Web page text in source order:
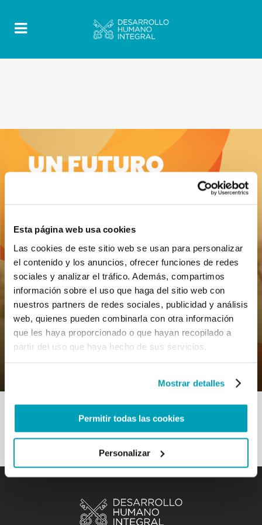
Esta página web usa cookies
Las cookies de este sitio web se usan para personalizar
el contenido y los anuncios, ofrecer funciones de redes
sociales y analizar el tráfico. Además, compartimos
información sobre el uso que haga del sitio web con
nuestros partners de redes sociales, publicidad y análisis
web, quienes pueden combinarla con otra información
que les haya proporcionado o que hayan recopilado a
partir del uso que haya hecho de sus servicios.
Mostrar detalles
Permitir todas las cookies
Personalizar
18 Mayo 2022 By Mrclient
Comments |